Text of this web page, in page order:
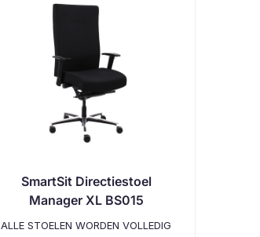
SmartSit Directiestoel
Manager XL BS015
ALLE STOELEN WORDEN VOLLEDIG